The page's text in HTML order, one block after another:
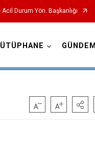
Durum Yön. Başkanlığı
GÜNDEM